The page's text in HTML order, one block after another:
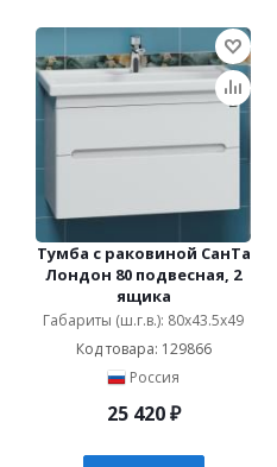
Тумба с раковиной СанТа
Лондон 80 подвесная, 2
ящика
Габариты (ш.г.в.): 80x43.5x49
Код товара: 129866
Россия
25 420₽